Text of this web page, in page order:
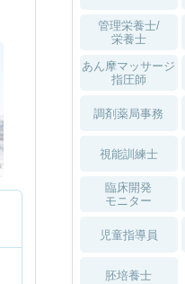
管理栄養士/
栄養士
あん摩マッサージ
指圧師
調剤薬局事務
視能訓練士
臨床開発
モニター
児童指導員
胚培養士